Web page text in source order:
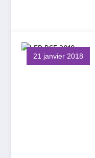
21 janvier 2018